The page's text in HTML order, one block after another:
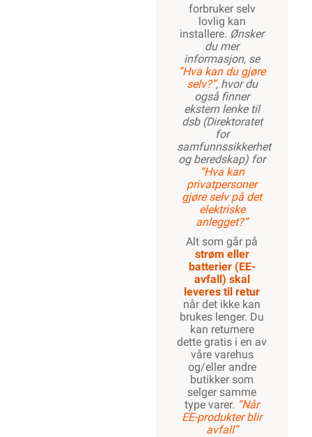
forbruker selv
lovlig kan
installere. Ønsker
du mer
informasjon, se
”Hva kan du gjøre
selv?”, hvor du
også finner
ekstern lenke til
dsb (Direktoratet
for
samfunnssikkerhet
og beredskap) for
“Hva kan
privatpersoner
gjøre selv på det
elektriske
anlegget?”
Alt som går på
strøm eller
batterier (EE-
avfall) skal
leveres til retur
når det ikke kan
brukes lenger. Du
kan returnere
dette gratis i en av
våre varehus
og/eller andre
butikker som
selger samme
type varer. “Når
EE-produkter blir
avfall”